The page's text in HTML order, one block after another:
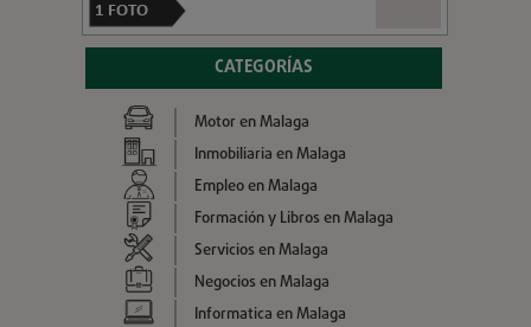
1 FOTO
CATEGORÍAS
Motor en Malaga
Inmobiliaria en Malaga
Empleo en Malaga
Formación y Libros en Malaga
Servicios en Malaga
Negocios en Malaga
Informatica en Malaga